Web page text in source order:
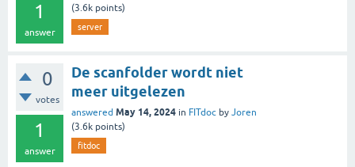
1
answer
(3.6k points)
server
0
votes
1
answer
De scanfolder wordt niet
meer uitgelezen
answered May 14, 2024 in FITdoc by Joren
(3.6k points)
fitdoc